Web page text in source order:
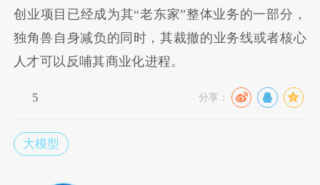
创业项目已经成为其“老东家”整体业务的一部分，
独角兽自身减负的同时，其裁撤的业务线或者核心
人才可以反哺其商业化进程。
5 分享：
大模型